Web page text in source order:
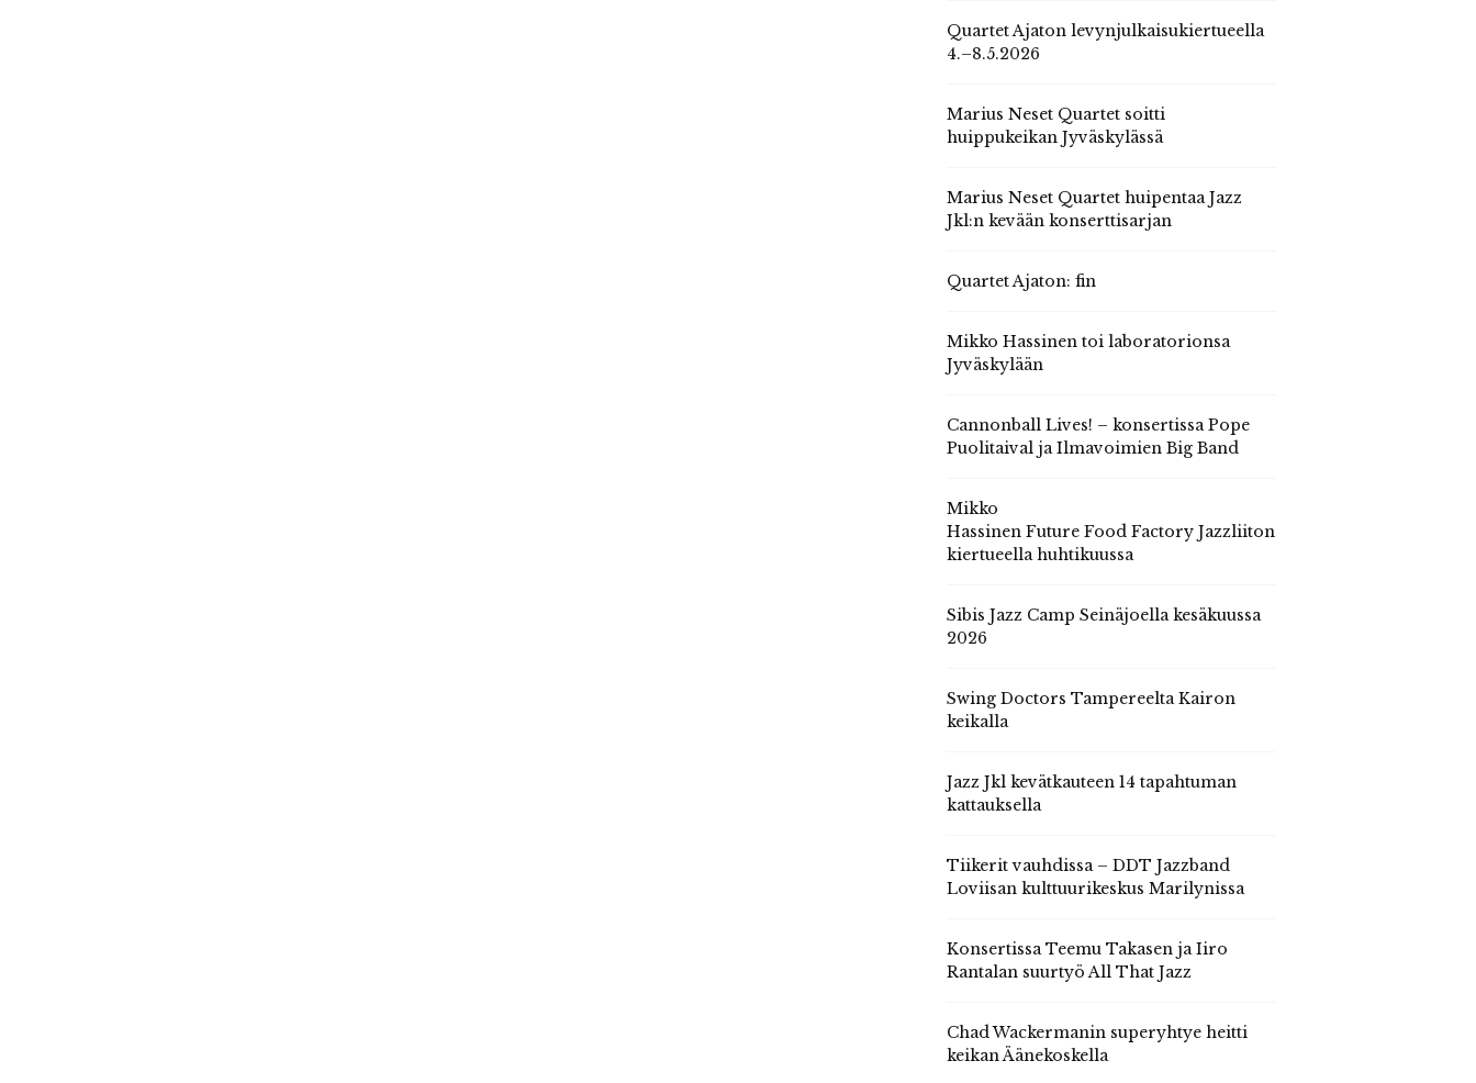
Quartet Ajaton levynjulkaisukiertueella
4.–8.5.2026
Marius Neset Quartet soitti
huippukeikan Jyväskylässä
Marius Neset Quartet huipentaa Jazz
Jkl:n kevään konserttisarjan
Quartet Ajaton: fin
Mikko Hassinen toi laboratorionsa
Jyväskylään
Cannonball Lives! – konsertissa Pope
Puolitaival ja Ilmavoimien Big Band
Mikko
Hassinen Future Food Factory Jazzliiton
kiertueella huhtikuussa
Sibis Jazz Camp Seinäjoella kesäkuussa
2026
Swing Doctors Tampereelta Kairon
keikalla
Jazz Jkl kevätkauteen 14 tapahtuman
kattauksella
Tiikerit vauhdissa – DDT Jazzband
Loviisan kulttuurikeskus Marilynissa
Konsertissa Teemu Takasen ja Iiro
Rantalan suurtyö All That Jazz
Chad Wackermanin superyhtye heitti
keikan Äänekoskella